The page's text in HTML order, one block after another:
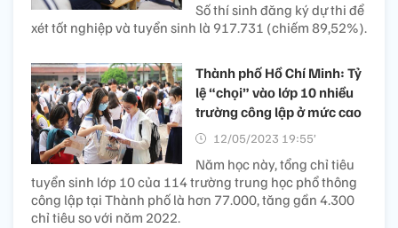
Số thí sinh đăng ký dự thi để
xét tốt nghiệp và tuyển sinh là 917.731 (chiếm 89,52%).
Thành phố Hồ Chí Minh: Tỷ
lệ “chọi” vào lớp 10 nhiều
trường công lập ở mức cao
12/05/2023 19:55’
Năm học này, tổng chỉ tiêu
tuyển sinh lớp 10 của 114 trường trung học phổ thông
công lập tại Thành phố là hơn 77.000, tăng gần 4.300
chỉ tiêu so với năm 2022.